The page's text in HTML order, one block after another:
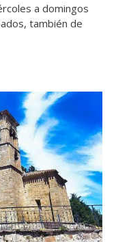
a domingos
también de